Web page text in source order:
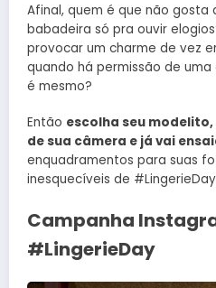
Afinal, quem é que não
babadeira só pra ouvir
provocar um charme de vez
quando há permissão de
é mesmo?
Então escolha seu
de sua câmera e já vai
enquadramentos para suas
inesquecíveis de #LingerieDay
Campanha
#LingerieDay